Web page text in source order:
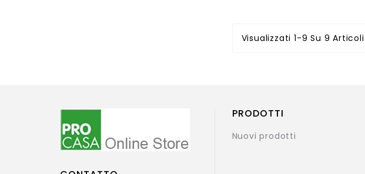
Visualizzati 1-9 Su 9 Articoli
PRODOTTI
Nuovi prodotti